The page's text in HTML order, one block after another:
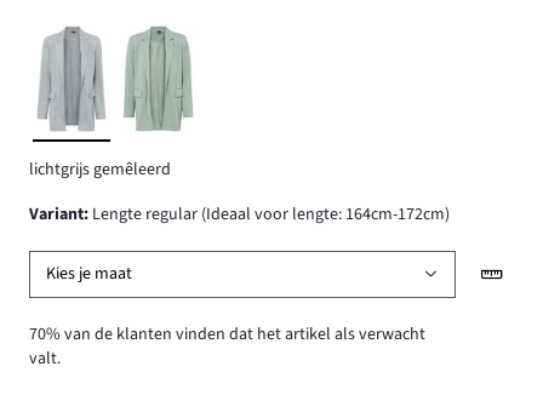
lichtgrijs gemêleerd
Variant: Lengte regular (Ideaal voor lengte: 164cm-172cm)
Kies je maat
70% van de klanten vinden dat het artikel als verwacht
valt.